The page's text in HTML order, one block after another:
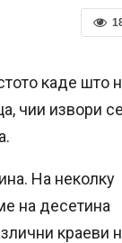
каде што
чии извори се
На неколку
на десетина
краеви